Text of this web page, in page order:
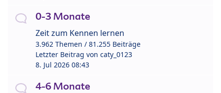
0-3 Monate
Zeit zum Kennen lernen
3.962 Themen / 81.255 Beiträge
Letzter Beitrag von caty_0123
8. Jul 2026 08:43
4-6 Monate